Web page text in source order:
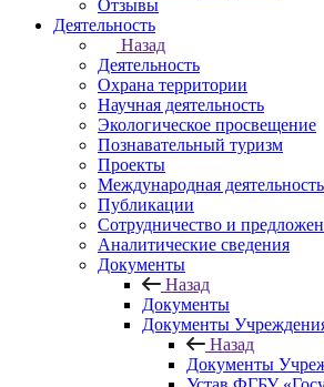
Отзывы
Деятельность
Назад
Деятельность
Охрана территории
Научная деятельность
Экологическое просвещение
Познавательный туризм
Проекты
Международная деятельность
Публикации
Сотрудничество и
Аналитические сведения
Документы
Назад
Документы
Документы
Назад
Документы